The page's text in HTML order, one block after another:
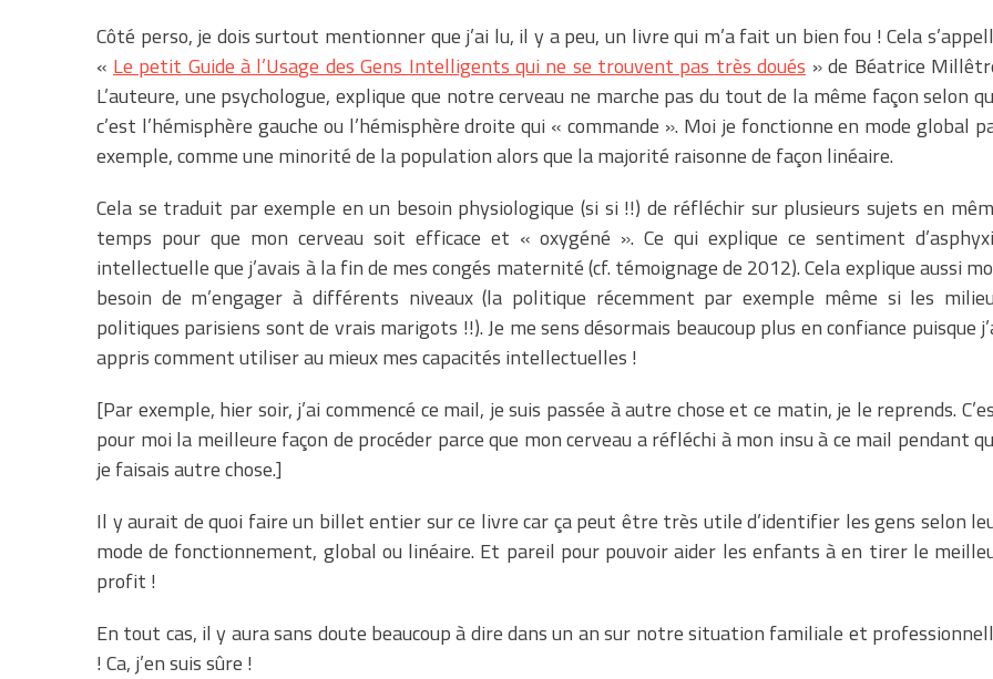
Côté perso, je dois surtout mentionner que j’ai lu, il y a peu, un livre qui m’a fait un bien fou ! Cela
« Le petit Guide à l’Usage des Gens Intelligents qui ne se trouvent pas très doués » de Béatrice
L’auteure, une psychologue, explique que notre cerveau ne marche pas du tout de la même façon selon
c’est l’hémisphère gauche ou l’hémisphère droite qui « commande ». Moi je fonctionne en mode global
exemple, comme une minorité de la population alors que la majorité raisonne de façon linéaire.
Cela se traduit par exemple en un besoin physiologique (si si !!) de réfléchir sur plusieurs sujets en
temps pour que mon cerveau soit efficace et « oxygéné ». Ce qui explique ce sentiment
intellectuelle que j’avais à la fin de mes congés maternité (cf. témoignage de 2012). Cela explique aussi
besoin de m’engager à différents niveaux (la politique récemment par exemple même si les
politiques parisiens sont de vrais marigots !!). Je me sens désormais beaucoup plus en confiance puisque
appris comment utiliser au mieux mes capacités intellectuelles !
[Par exemple, hier soir, j’ai commencé ce mail, je suis passée à autre chose et ce matin, je le reprends.
pour moi la meilleure façon de procéder parce que mon cerveau a réfléchi à mon insu à ce mail pendant
je faisais autre chose.]
Il y aurait de quoi faire un billet entier sur ce livre car ça peut être très utile d’identifier les gens selon
mode de fonctionnement, global ou linéaire. Et pareil pour pouvoir aider les enfants à en tirer le
profit !
En tout cas, il y aura sans doute beaucoup à dire dans un an sur notre situation familiale et
! Ca, j’en suis sûre !